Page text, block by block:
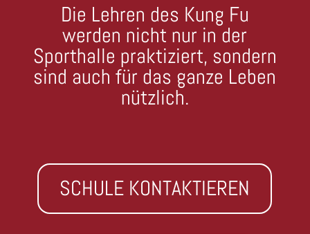
Die Lehren des Kung Fu
werden nicht nur in der
Sporthalle praktiziert, sondern
sind auch für das ganze Leben
nützlich.
SCHULE KONTAKTIEREN